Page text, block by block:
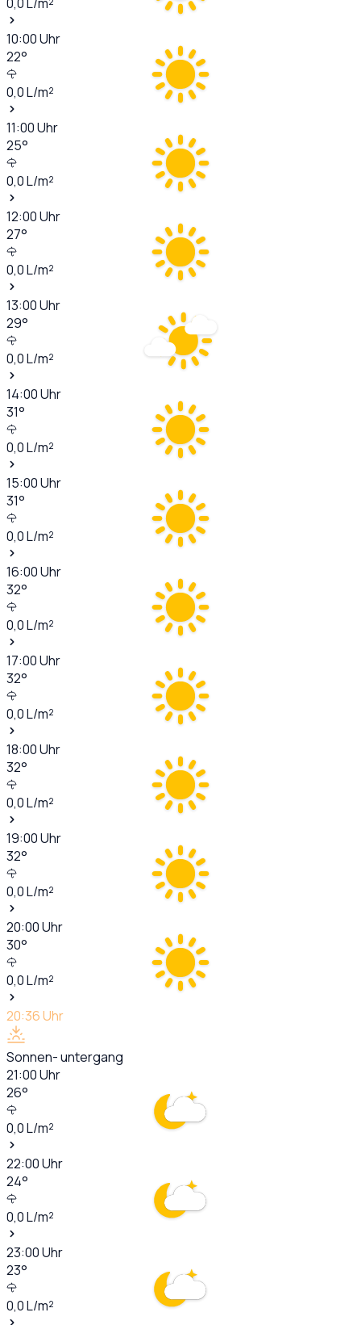
10:00Uhr
22°
0,0L/m²
11:00Uhr
25°
0,0L/m²
12:00Uhr
27°
0,0L/m²
13:00Uhr
29°
0,0L/m²
14:00Uhr
31°
0,0L/m²
15:00Uhr
31°
0,0L/m²
16:00Uhr
32°
0,0L/m²
17:00Uhr
32°
0,0L/m²
18:00Uhr
32°
0,0L/m²
19:00Uhr
32°
0,0L/m²
20:00Uhr
30°
0,0L/m²
20:36Uhr
Sonnen- untergang
21:00Uhr
26°
0,0L/m²
22:00Uhr
24°
0,0L/m²
23:00Uhr
23°
0,0L/m²